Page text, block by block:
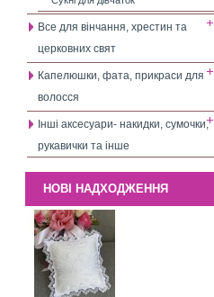
Все для вінчання, хрестин та
церковних свят
Капелюшки, фата, прикраси для
волосся
Інші аксесуари- накидки, сумочки,
рукавички та інше
НОВІ НАДХОДЖЕННЯ